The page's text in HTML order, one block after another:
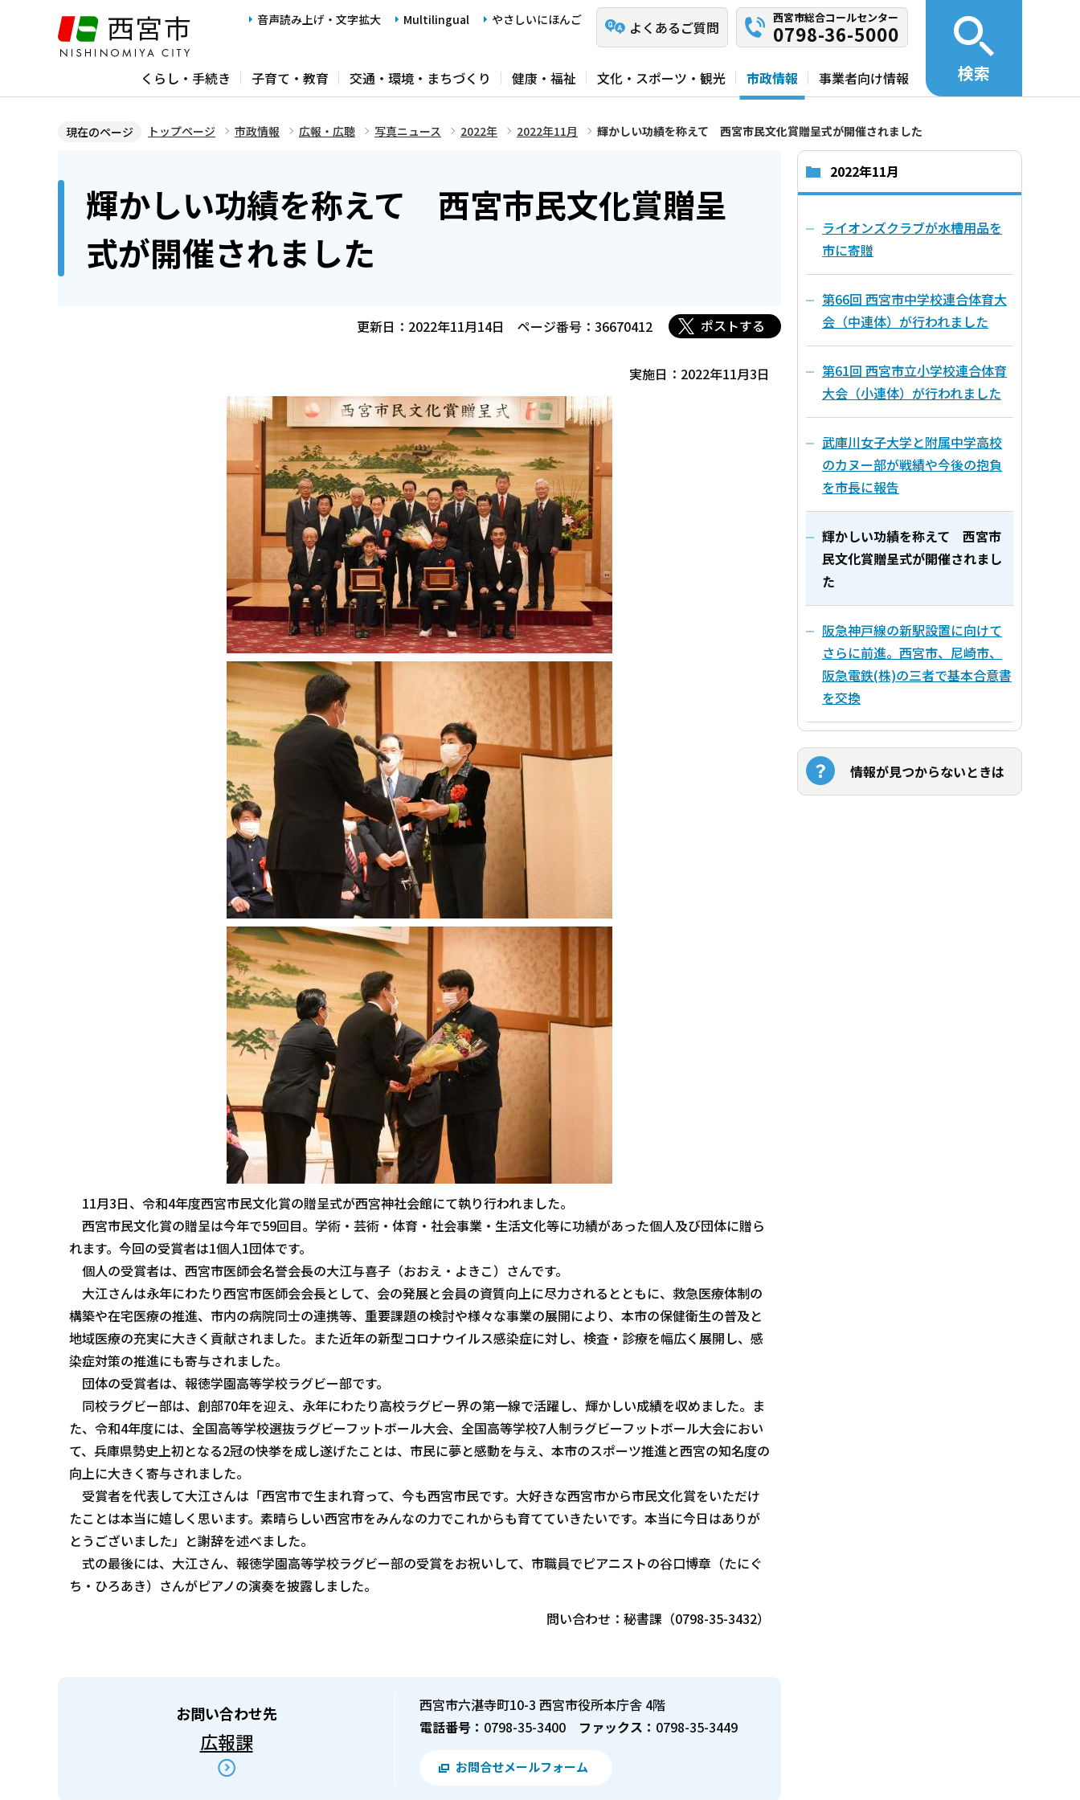
ジ
音声読み上げ・文字拡大 Multilingual やさしいにほんご よくあるご質問
西宮市総合コールセンター
0798-36-5000
くらし・手続き 子育て・教育 交通・環境・まちづくり 健康・福祉 文化・スポーツ・観光 市政情報 事業者向け情報 検索
現在のページ トップページ 市政情報 広報・広聴 写真ニュース 2022年 2022年11月 輝かしい功績を称えて 西宮市民文化賞贈呈式が開催されました
輝かしい功績を称えて 西宮市民文化賞贈呈
式が開催されました
更新日：2022年11月14日 ページ番号：36670412 ポストする
実施日：2022年11月3日
11月3日、令和4年度西宮市民文化賞の贈呈式が西宮神社会館にて執り行われました。
西宮市民文化賞の贈呈は今年で59回目。学術・芸術・体育・社会事業・生活文化等に功績があった個人及び団体に贈ら
れます。今回の受賞者は1個人1団体です。
個人の受賞者は、西宮市医師会名誉会長の大江与喜子（おおえ・よきこ）さんです。
大江さんは永年にわたり西宮市医師会会長として、会の発展と会員の資質向上に尽力されるとともに、救急医療体制の
構築や在宅医療の推進、市内の病院同士の連携等、重要課題の検討や様々な事業の展開により、本市の保健衛生の普及と
地域医療の充実に大きく貢献されました。また近年の新型コロナウイルス感染症に対し、検査・診療を幅広く展開し、感
染症対策の推進にも寄与されました。
団体の受賞者は、報徳学園高等学校ラグビー部です。
同校ラグビー部は、創部70年を迎え、永年にわたり高校ラグビー界の第一線で活躍し、輝かしい成績を収めました。ま
た、令和4年度には、全国高等学校選抜ラグビーフットボール大会、全国高等学校7人制ラグビーフットボール大会におい
て、兵庫県勢史上初となる2冠の快挙を成し遂げたことは、市民に夢と感動を与え、本市のスポーツ推進と西宮の知名度の
向上に大きく寄与されました。
受賞者を代表して大江さんは「西宮市で生まれ育って、今も西宮市民です。大好きな西宮市から市民文化賞をいただけ
たことは本当に嬉しく思います。素晴らしい西宮市をみんなの力でこれからも育てていきたいです。本当に今日はありが
とうございました」と謝辞を述べました。
式の最後には、大江さん、報徳学園高等学校ラグビー部の受賞をお祝いして、市職員でピアニストの谷口博章（たにぐ
ち・ひろあき）さんがピアノの演奏を披露しました。
問い合わせ：秘書課（0798-35-3432）
お問い合わせ先
広報課
西宮市六湛寺町10-3 西宮市役所本庁舎 4階
電話番号： 0798-35-3400 ファックス： 0798-35-3449
お問合せメールフォーム
2022年11月
ライオンズクラブが水槽用品を
市に寄贈
第66回 西宮市中学校連合体育大
会（中連体）が行われました
第61回 西宮市立小学校連合体育
大会（小連体）が行われました
武庫川女子大学と附属中学高校
のカヌー部が戦績や今後の抱負
を市長に報告
輝かしい功績を称えて 西宮市
民文化賞贈呈式が開催されまし
た
阪急神戸線の新駅設置に向けて
さらに前進。西宮市、尼崎市、
阪急電鉄(株)の三者で基本合意書
を交換
情報が見つからないときは